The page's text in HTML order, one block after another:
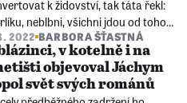
k židovství, tak táta řekl:
neblbni, všichni jdou od toho.‘“
zemský rabín a spisovatel Karol
dnes slaví významné životní
2022 BARBORA ŠŤASTNÁ
v kotelně i na
objevoval Jáchym
svět svých románů